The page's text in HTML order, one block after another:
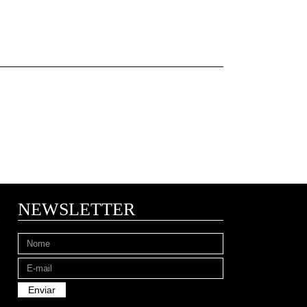
NEWSLETTER